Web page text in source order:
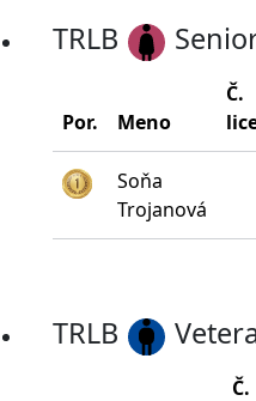
TRLB
Por. Meno
Č.
Soňa
Trojanová
TRLB
Č.